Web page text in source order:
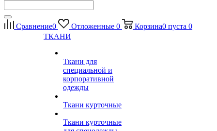
Сравнение0 Отложенные 0 Корзина0 пуста 0
ТКАНИ
Ткани для
специальной и
корпоративной
одежды
Ткани курточные
Ткани курточные